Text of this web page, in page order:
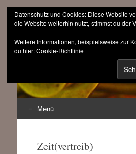
sinnfrei.ch
Menü
springenZeit(vertreib)
Datenschutz und Cookies: Diese Website
die Website weiterhin nutzt, stimmst du der
Weitere Informationen, beispielsweise zur
du hier:Cookie-Richtlinie